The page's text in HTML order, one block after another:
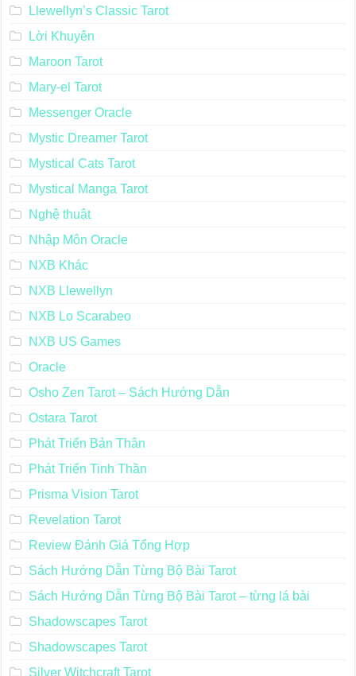
Llewellyn’s Classic Tarot
Lời Khuyên
Maroon Tarot
Mary-el Tarot
Messenger Oracle
Mystic Dreamer Tarot
Mystical Cats Tarot
Mystical Manga Tarot
Nghệ thuật
Nhập Môn Oracle
NXB Khác
NXB Llewellyn
NXB Lo Scarabeo
NXB US Games
Oracle
Osho Zen Tarot – Sách Hướng Dẫn
Ostara Tarot
Phát Triển Bản Thân
Phát Triển Tinh Thần
Prisma Vision Tarot
Revelation Tarot
Review Đánh Giá Tổng Hợp
Sách Hướng Dẫn Từng Bộ Bài Tarot
Sách Hướng Dẫn Từng Bộ Bài Tarot – từng lá bài
Shadowscapes Tarot
Shadowscapes Tarot
Silver Witchcraft Tarot